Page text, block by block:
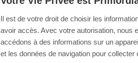
Il est de votre droit de choisir les
avoir accès. Avec votre autorisation, nous
accédons à des informations sur un
et les données de navigation pour